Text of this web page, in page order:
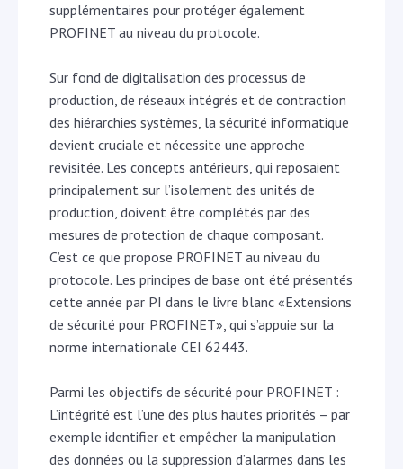
supplémentaires pour protéger également
PROFINET au niveau du protocole.
Sur fond de digitalisation des processus de
production, de réseaux intégrés et de contraction
des hiérarchies systèmes, la sécurité informatique
devient cruciale et nécessite une approche
revisitée. Les concepts antérieurs, qui reposaient
principalement sur l’isolement des unités de
production, doivent être complétés par des
mesures de protection de chaque composant.
C’est ce que propose PROFINET au niveau du
protocole. Les principes de base ont été présentés
cette année par PI dans le livre blanc «Extensions
de sécurité pour PROFINET», qui s’appuie sur la
norme internationale CEI 62443.
Parmi les objectifs de sécurité pour PROFINET :
L’intégrité est l’une des plus hautes priorités – par
exemple identifier et empêcher la manipulation
des données ou la suppression d’alarmes dans les